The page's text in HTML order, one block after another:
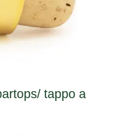
tappo a
the bottle without
bottling fortified